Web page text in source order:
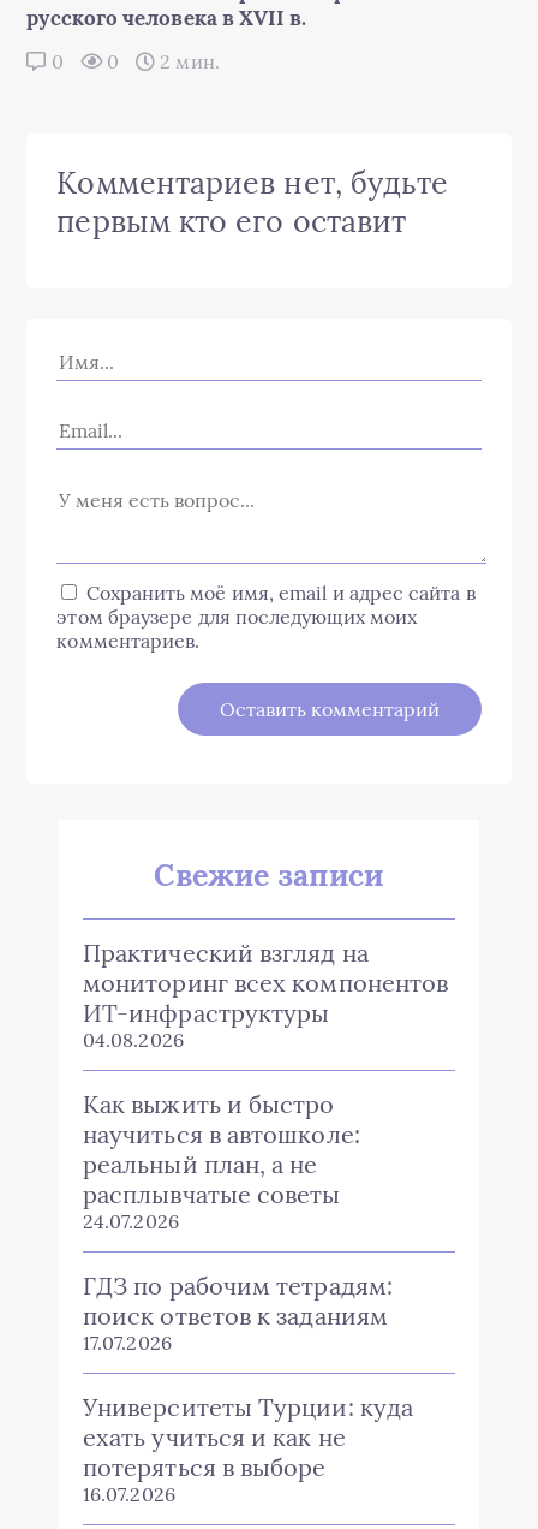
русского человека в XVII в.
0 0 2 мин.
Комментариев нет, будьте
первым кто его оставит
Сохранить моё имя, email и адрес сайта в
этом браузере для последующих моих
комментариев.
Свежие записи
Практический взгляд на
мониторинг всех компонентов
ИТ-инфраструктуры
04.08.2026
Как выжить и быстро
научиться в автошколе:
реальный план, а не
расплывчатые советы
24.07.2026
ГДЗ по рабочим тетрадям:
поиск ответов к заданиям
17.07.2026
Университеты Турции: куда
ехать учиться и как не
потеряться в выборе
16.07.2026